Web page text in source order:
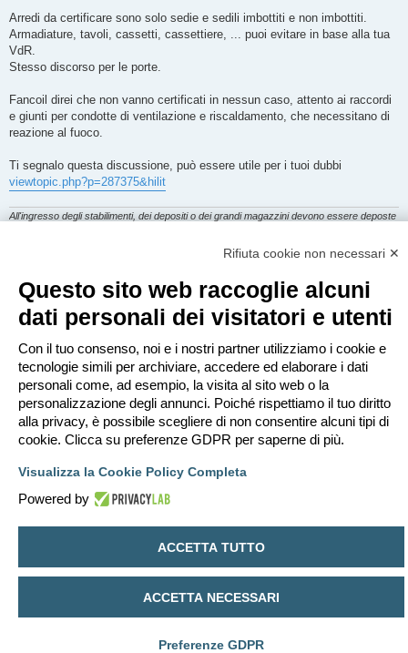
Arredi da certificare sono solo sedie e sedili imbottiti e non imbottiti.
Armadiature, tavoli, cassetti, cassettiere, ... puoi evitare in base alla tua
VdR.
Stesso discorso per le porte.
Fancoil direi che non vanno certificati in nessun caso, attento ai raccordi
e giunti per condotte di ventilazione e riscaldamento, che necessitano di
reazione al fuoco.
Ti segnalo questa discussione, può essere utile per i tuoi dubbi
viewtopic.php?p=287375&hilit
All'ingresso degli stabilimenti, dei depositi o dei grandi magazzini devono essere deposte
ponca
Re: reazione al fuoco
M
e
s
s
a
g
i
o
mer lug 08, 2026 18:00
grazie, molto chiaro ed esauriente
Rispondi
phpBB® Forum Software © phpBB Limited
Traduzione ItalianaphpBB-Italia.it
Rifiuta cookie non necessari ✕
Questo sito web raccoglie alcuni
dati personali dei visitatori e utenti
Con il tuo consenso, noi e i nostri partner utilizziamo i cookie e
tecnologie simili per archiviare, accedere ed elaborare i dati
personali come, ad esempio, la visita al sito web o la
personalizzazione degli annunci. Poiché rispettiamo il tuo diritto
alla privacy, è possibile scegliere di non consentire alcuni tipi di
cookie. Clicca su preferenze GDPR per saperne di più.
Visualizza la Cookie Policy Completa
Powered by
ACCETTA TUTTO
ACCETTA NECESSARI
Preferenze GDPR